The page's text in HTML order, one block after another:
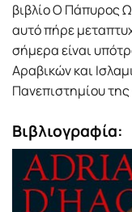
βιβλίο O Πάπυρος
αυτό πήρε
σήμερα είναι
Αραβικών και
Πανεπιστημίου
Βιβλιογραφία: